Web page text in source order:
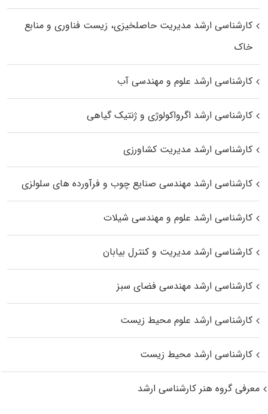
کارشناسی ارشد مدیریت حاصلخیزی، زیست فناوری و منابع
خاک
کارشناسی ارشد علوم و مهندسی آب
کارشناسی ارشد اگرواکولوژی و ژنتیک گیاهی
کارشناسی ارشد مدیریت کشاورزی
کارشناسی ارشد مهندسی صنایع چوب و فرآورده‌ های سلولزی
کارشناسی ارشد علوم و مهندسی شیلات
کارشناسی ارشد مدیریت و کنترل بیابان
کارشناسی ارشد مهندسی فضای سبز
کارشناسی ارشد علوم محیط‌ زیست
کارشناسی ارشد محیط زیست
معرفی گروه هنر کارشناسی ارشد